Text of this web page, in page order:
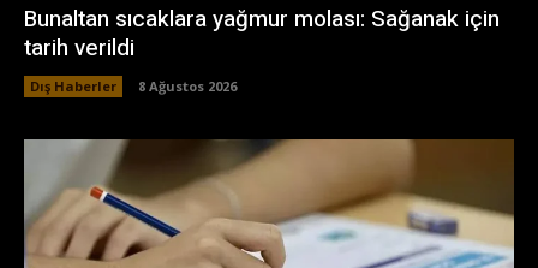
Bunaltan sıcaklara yağmur molası: Sağanak için
tarih verildi
Dış Haberler 8 Ağustos 2026